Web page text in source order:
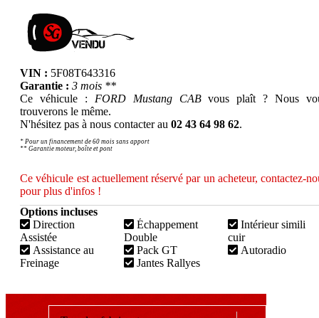
VIN : 5F08T643316
Garantie : 3 mois **
Ce véhicule : FORD Mustang CABvous plaît ? Nous
trouverons le même.
N'hésitez pas à nous contacter au 02 43 64 98 62.
* Pour un financement de 60 mois sans apport
** Garantie moteur, boîte et pont
Ce véhicule est actuellement réservé par un acheteur, contactez-
pour plus d'infos !
Options incluses
Direction
Assistée
Assistance au
Freinage
Échappement
Double
Pack GT
Jantes Rallyes
Intérieur simili
cuir
Autoradio